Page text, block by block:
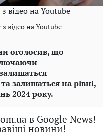
відео на Youtube
відео на Youtube
оголосив, що
залишаться на рівні,
2024 року.
в Google News!
новини!